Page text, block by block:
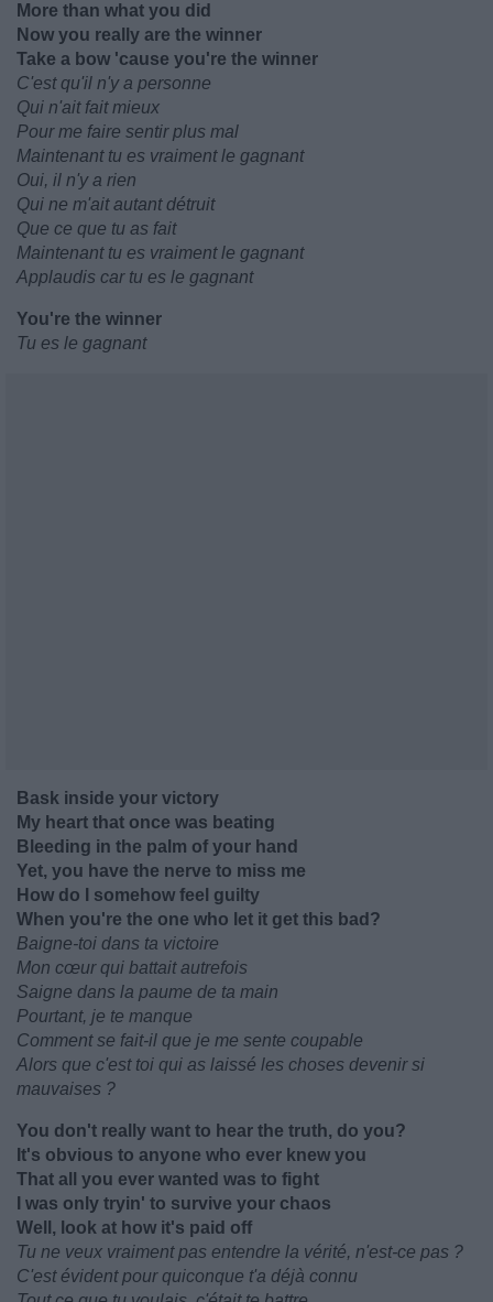
More than what you did
Now you really are the winner
Take a bow 'cause you're the winner
C'est qu'il n'y a personne
Qui n'ait fait mieux
Pour me faire sentir plus mal
Maintenant tu es vraiment le gagnant
Oui, il n'y a rien
Qui ne m'ait autant détruit
Que ce que tu as fait
Maintenant tu es vraiment le gagnant
Applaudis car tu es le gagnant
You're the winner
Tu es le gagnant
Bask inside your victory
My heart that once was beating
Bleeding in the palm of your hand
Yet, you have the nerve to miss me
How do I somehow feel guilty
When you're the one who let it get this bad?
Baigne-toi dans ta victoire
Mon cœur qui battait autrefois
Saigne dans la paume de ta main
Pourtant, je te manque
Comment se fait-il que je me sente coupable
Alors que c'est toi qui as laissé les choses devenir si
mauvaises ?
You don't really want to hear the truth, do you?
It's obvious to anyone who ever knew you
That all you ever wanted was to fight
I was only tryin' to survive your chaos
Well, look at how it's paid off
Tu ne veux vraiment pas entendre la vérité, n'est-ce pas ?
C'est évident pour quiconque t'a déjà connu